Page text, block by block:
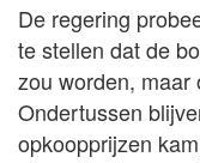
De regering
te stellen dat de
zou worden, maar
Ondertussen
opkoopprijzen